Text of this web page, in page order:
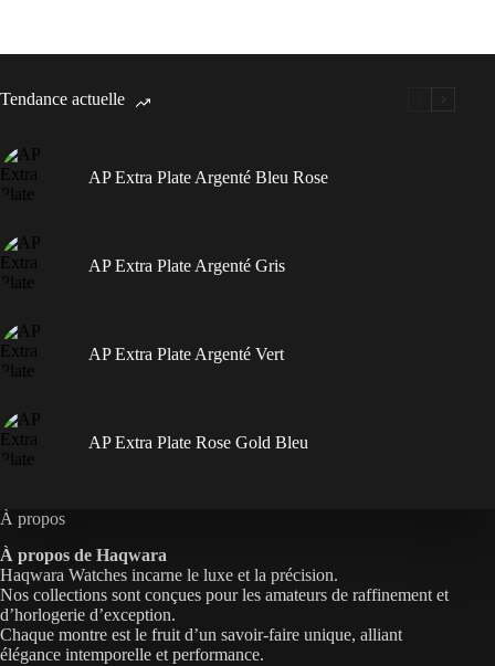
Tendance actuelle
AP Extra Plate Argenté Bleu Rose
AP Extra Plate Argenté Gris
AP Extra Plate Argenté Vert
AP Extra Plate Rose Gold Bleu
À propos
À propos de Haqwara
Haqwara Watches incarne le luxe et la précision.
Nos collections sont conçues pour les amateurs de raffinement et
d’horlogerie d’exception.
Chaque montre est le fruit d’un savoir-faire unique, alliant
élégance intemporelle et performance.